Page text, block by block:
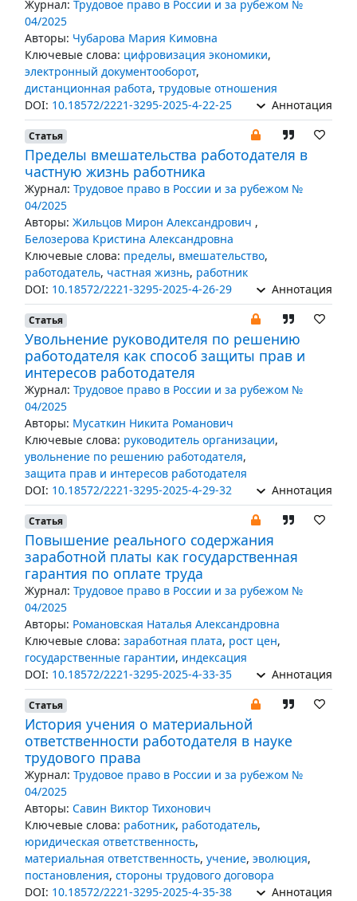
Журнал: Трудовое право в России и за рубежом №
04/2025
Авторы: Чубарова Мария Кимовна
Ключевые слова: цифровизация экономики,
электронный документооборот,
дистанционная работа, трудовые отношения
DOI: 10.18572/2221-3295-2025-4-22-25 Аннотация
Статья
Пределы вмешательства работодателя в
частную жизнь работника
Журнал: Трудовое право в России и за рубежом №
04/2025
Авторы: Жильцов Мирон Александрович ,
Белозерова Кристина Александровна
Ключевые слова: пределы, вмешательство,
работодатель, частная жизнь, работник
DOI: 10.18572/2221-3295-2025-4-26-29 Аннотация
Статья
Увольнение руководителя по решению
работодателя как способ защиты прав и
интересов работодателя
Журнал: Трудовое право в России и за рубежом №
04/2025
Авторы: Мусаткин Никита Романович
Ключевые слова: руководитель организации,
увольнение по решению работодателя,
защита прав и интересов работодателя
DOI: 10.18572/2221-3295-2025-4-29-32 Аннотация
Статья
Повышение реального содержания
заработной платы как государственная
гарантия по оплате труда
Журнал: Трудовое право в России и за рубежом №
04/2025
Авторы: Романовская Наталья Александровна
Ключевые слова: заработная плата, рост цен,
государственные гарантии, индексация
DOI: 10.18572/2221-3295-2025-4-33-35 Аннотация
Статья
История учения о материальной
ответственности работодателя в науке
трудового права
Журнал: Трудовое право в России и за рубежом №
04/2025
Авторы: Савин Виктор Тихонович
Ключевые слова: работник, работодатель,
юридическая ответственность,
материальная ответственность, учение, эволюция,
постановления, стороны трудового договора
DOI: 10.18572/2221-3295-2025-4-35-38 Аннотация